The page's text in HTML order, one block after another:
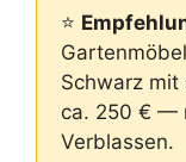
⭐
Schwarz
ca. 250 € —
Verblassen.